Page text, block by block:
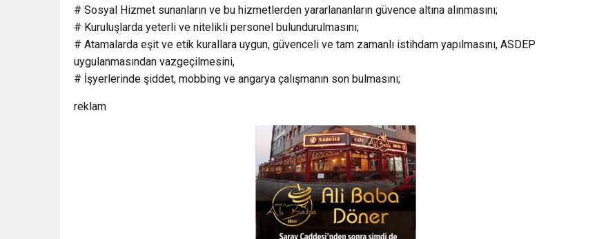
# Sosyal Hizmet sunanların ve bu hizmetlerden yararlananların güvence altına alınmasını;
# Kuruluşlarda yeterli ve nitelikli personel bulundurulmasını;
# Atamalarda eşit ve etik kurallara uygun, güvenceli ve tam zamanlı istihdam yapılmasını, ASDEP
uygulanmasından vazgeçilmesini,
# İşyerlerinde şiddet, mobbing ve angarya çalışmanın son bulmasını;
reklam